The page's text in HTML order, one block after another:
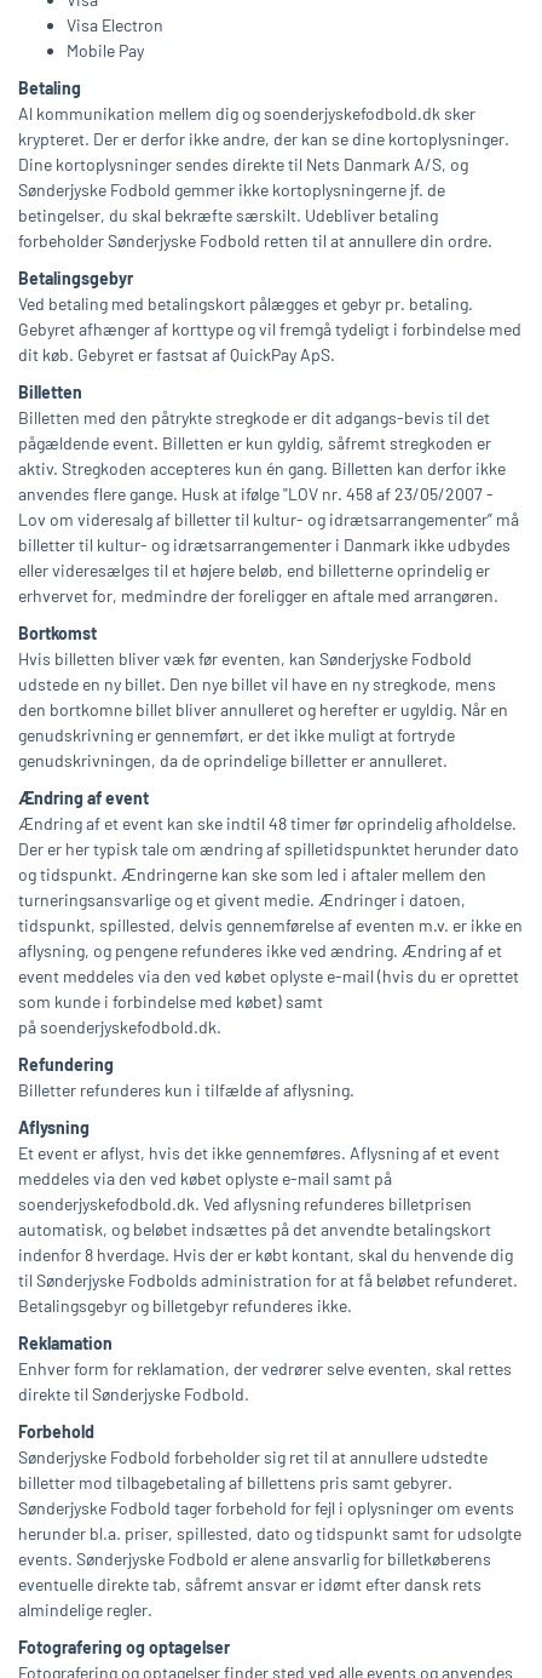
Visa Electron
Mobile Pay
Betaling
Al kommunikation mellem dig og soenderjyskefodbold.dk sker
krypteret. Der er derfor ikke andre, der kan se dine kortoplysninger.
Dine kortoplysninger sendes direkte til Nets Danmark A/S, og
Sønderjyske Fodbold gemmer ikke kortoplysningerne jf. de
betingelser, du skal bekræfte særskilt. Udebliver betaling
forbeholder Sønderjyske Fodbold retten til at annullere din ordre.
Betalingsgebyr
Ved betaling med betalingskort pålægges et gebyr pr. betaling.
Gebyret afhænger af korttype og vil fremgå tydeligt i forbindelse med
dit køb. Gebyret er fastsat af QuickPay ApS.
Billetten
Billetten med den påtrykte stregkode er dit adgangs-bevis til det
pågældende event. Billetten er kun gyldig, såfremt stregkoden er
aktiv. Stregkoden accepteres kun én gang. Billetten kan derfor ikke
anvendes flere gange. Husk at ifølge "LOV nr. 458 af 23/05/2007 -
Lov om videresalg af billetter til kultur- og idrætsarrangementer” må
billetter til kultur- og idrætsarrangementer i Danmark ikke udbydes
eller videresælges til et højere beløb, end billetterne oprindelig er
erhvervet for, medmindre der foreligger en aftale med arrangøren.
Bortkomst
Hvis billetten bliver væk før eventen, kan Sønderjyske Fodbold
udstede en ny billet. Den nye billet vil have en ny stregkode, mens
den bortkomne billet bliver annulleret og herefter er ugyldig. Når en
genudskrivning er gennemført, er det ikke muligt at fortryde
genudskrivningen, da de oprindelige billetter er annulleret.
Ændring af event
Ændring af et event kan ske indtil 48 timer før oprindelig afholdelse.
Der er her typisk tale om ændring af spilletidspunktet herunder dato
og tidspunkt. Ændringerne kan ske som led i aftaler mellem den
turneringsansvarlige og et givent medie. Ændringer i datoen,
tidspunkt, spillested, delvis gennemførelse af eventen m.v. er ikke en
aflysning, og pengene refunderes ikke ved ændring. Ændring af et
event meddeles via den ved købet oplyste e-mail (hvis du er oprettet
som kunde i forbindelse med købet) samt
på soenderjyskefodbold.dk.
Refundering
Billetter refunderes kun i tilfælde af aflysning.
Aflysning
Et event er aflyst, hvis det ikke gennemføres. Aflysning af et event
meddeles via den ved købet oplyste e-mail samt på
soenderjyskefodbold.dk. Ved aflysning refunderes billetprisen
automatisk, og beløbet indsættes på det anvendte betalingskort
indenfor 8 hverdage. Hvis der er købt kontant, skal du henvende dig
til Sønderjyske Fodbolds administration for at få beløbet refunderet.
Betalingsgebyr og billetgebyr refunderes ikke.
Reklamation
Enhver form for reklamation, der vedrører selve eventen, skal rettes
direkte til Sønderjyske Fodbold.
Forbehold
Sønderjyske Fodbold forbeholder sig ret til at annullere udstedte
billetter mod tilbagebetaling af billettens pris samt gebyrer.
Sønderjyske Fodbold tager forbehold for fejl i oplysninger om events
herunder bl.a. priser, spillested, dato og tidspunkt samt for udsolgte
events. Sønderjyske Fodbold er alene ansvarlig for billetkøberens
eventuelle direkte tab, såfremt ansvar er idømt efter dansk rets
almindelige regler.
Fotografering og optagelser
Fotografering og optagelser finder sted ved alle events og anvendes